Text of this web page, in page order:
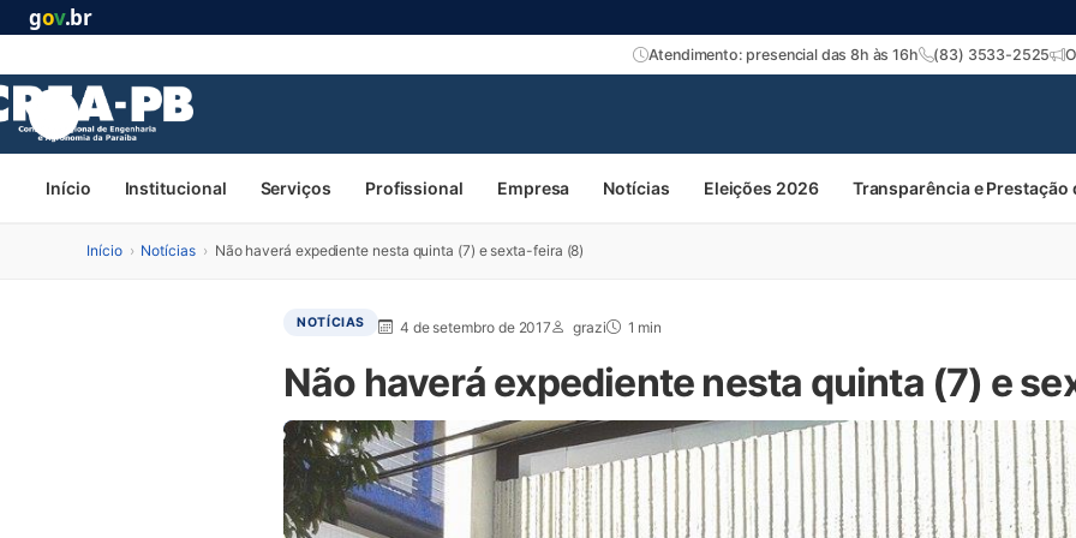
gov.br
Atendimento: presencial das 8h às 16h (83) 3533-2525
Início Institucional Serviços Profissional Empresa Notícias Eleições 2026 Transparência e Prestação
Início › Notícias › Não haverá expediente nesta quinta (7) e sexta-feira (8)
NOTÍCIAS 4 de setembro de 2017 grazi 1 min
Não haverá expediente nesta quinta (7) e